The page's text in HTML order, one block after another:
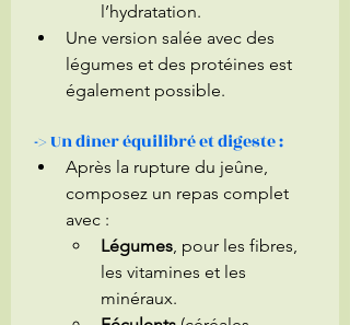
l’hydratation.
Une version salée avec des
légumes et des protéines est
également possible.
-> Un dîner équilibré et digeste :
Après la rupture du jeûne,
composez un repas complet
avec :
Légumes, pour les fibres,
les vitamines et les
minéraux.